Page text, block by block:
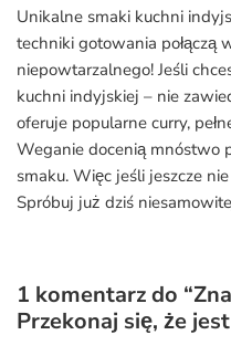
Unikalne smaki kuchni
techniki gotowania połączą
niepowtarzalnego! Jeśli
kuchni indyjskiej – nie
oferuje popularne curry,
Weganie docenią mnóstwo
smaku. Więc jeśli jeszcze
Spróbuj już dziś
1 komentarz do
Przekonaj się, że